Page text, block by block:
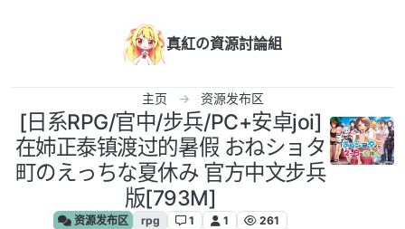
真紅の資源討論組
主页 资源发布区
[日系RPG/官中/步兵/PC+安卓joi]
在姉正泰镇渡过的暑假 おねショタ
町のえっちな夏休み 官方中文步兵
版[793M]
资源发布区 rpg 1 1 261